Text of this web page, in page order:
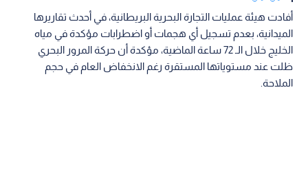
أفادت هيئة عمليات التجارة البحرية البريطانية، في أحدث تقاريرها
الميدانية، بعدم تسجيل أي هجمات أو اضطرابات مؤكدة في مياه
الخليج خلال الـ 72 ساعة الماضية، مؤكدة أن حركة المرور البحري
ظلت عند مستوياتها المستقرة رغم الانخفاض العام في حجم
الملاحة.